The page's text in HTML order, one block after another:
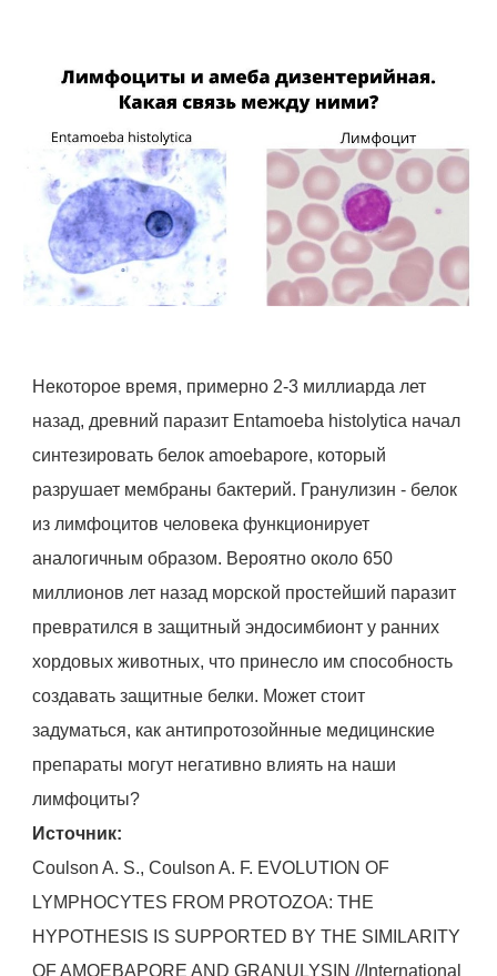
Некоторое время, примерно 2-3 миллиарда лет
назад, древний паразит Entamoeba histolytica начал
синтезировать белок amoebapore, который
разрушает мембраны бактерий. Гранулизин - белок
из лимфоцитов человека функционирует
аналогичным образом. Вероятно около 650
миллионов лет назад морской простейший паразит
превратился в защитный эндосимбионт у ранних
хордовых животных, что принесло им способность
создавать защитные белки. Может стоит
задуматься, как антипротозойнные медицинские
препараты могут негативно влиять на наши
лимфоциты?
Источник:
Coulson A. S., Coulson A. F. EVOLUTION OF
LYMPHOCYTES FROM PROTOZOA: THE
HYPOTHESIS IS SUPPORTED BY THE SIMILARITY
OF AMOEBAPORE AND GRANULYSIN //International